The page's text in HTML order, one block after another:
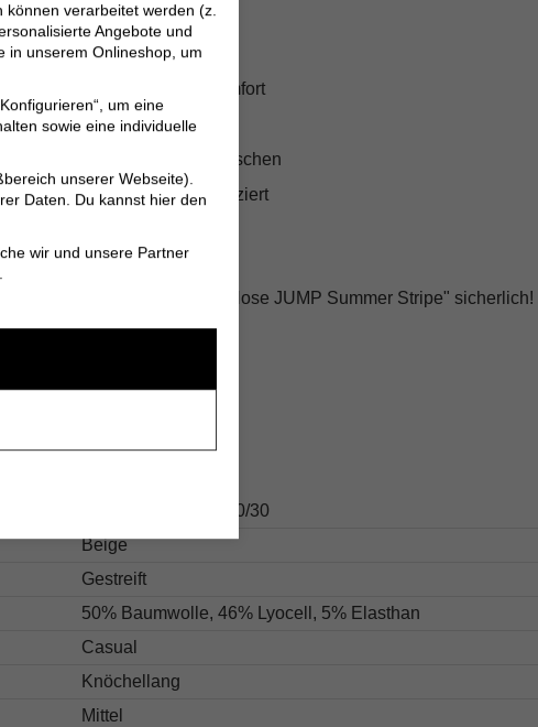
mit hohem Tragekomfort
Design
wie seitliche Einschubtaschen
– OEKO-TEX® zertifiziert
"Hose JUMP Summer Stripe" sicherlich!
13.30371515-045-40/30
Beige
Gestreift
50% Baumwolle, 46% Lyocell, 5% Elasthan
Casual
Knöchellang
Mittel
verarbeitet werden (z.
Angebote und
in unserem Onlineshop, um
um eine
sowie eine individuelle
unserer Webseite).
Daten. Du kannst hier den
wir und unsere Partner
.